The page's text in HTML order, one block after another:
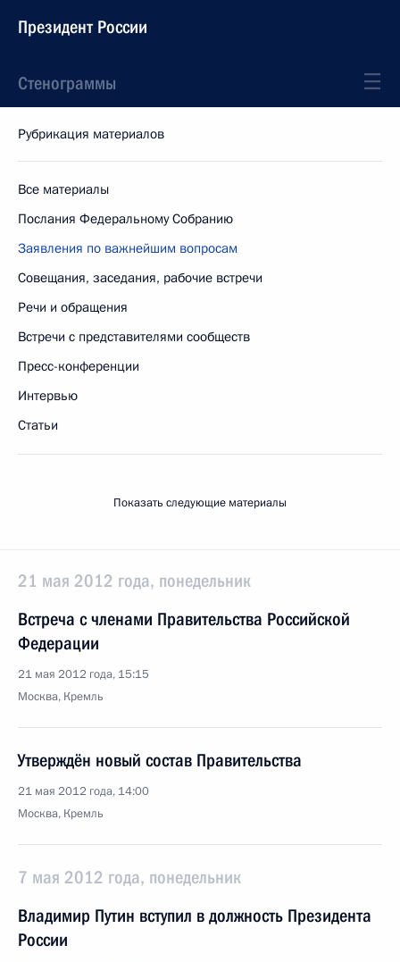
Президент России
Стенограммы
Рубрикация материалов
Все материалы
Послания Федеральному Собранию
Заявления по важнейшим вопросам
Совещания, заседания, рабочие встречи
Речи и обращения
Встречи с представителями сообществ
Пресс-конференции
Интервью
Статьи
Показать следующие материалы
21 мая 2012 года, понедельник
Встреча с членами Правительства Российской
Федерации
21 мая 2012 года, 15:15
Москва, Кремль
Утверждён новый состав Правительства
21 мая 2012 года, 14:00
Москва, Кремль
7 мая 2012 года, понедельник
Владимир Путин вступил в должность Президента
России